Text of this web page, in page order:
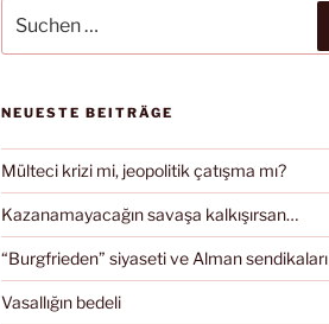
nach:
NEUESTE BEITRÄGE
Mülteci krizi mi, jeopolitik çatışma mı?
Kazanamayacağın savaşa kalkışırsan…
“Burgfrieden” siyaseti ve Alman sendikaları
Vasallığın bedeli